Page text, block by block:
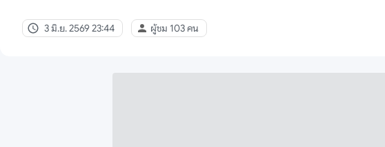
3 มิ.ย. 2569 23:44 ผู้ชม 103 คน